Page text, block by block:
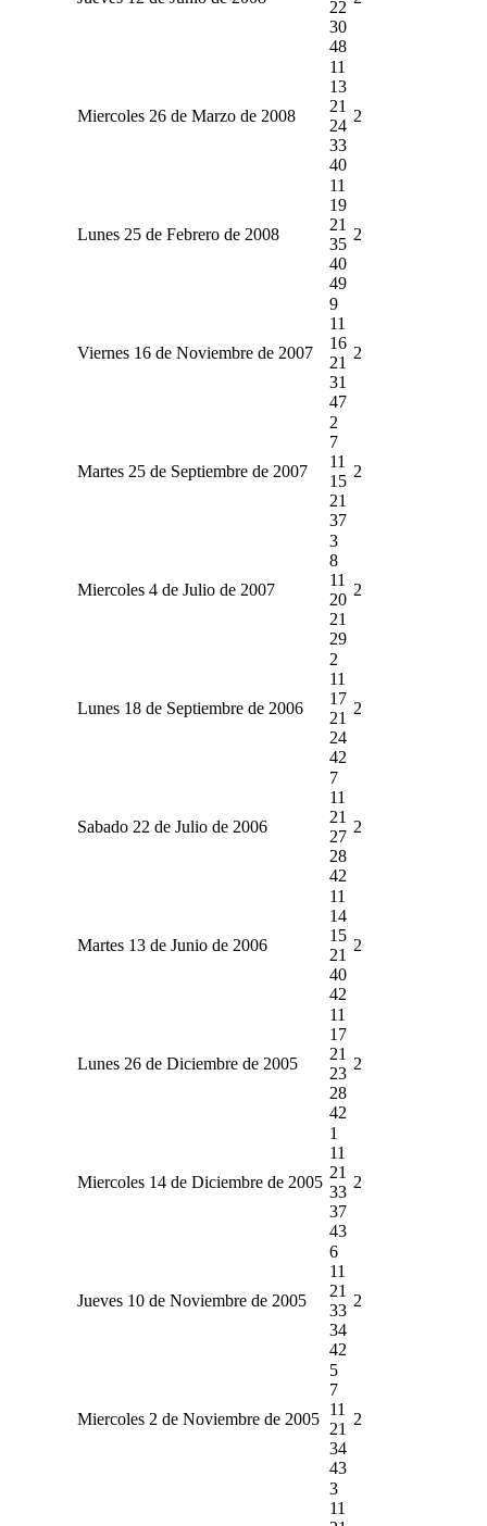
22
30
48
Miercoles 26 de Marzo de 2008
11
13
21
24
33
40
2
Lunes 25 de Febrero de 2008
11
19
21
35
40
49
2
Viernes 16 de Noviembre de 2007
9
11
16
21
31
47
2
Martes 25 de Septiembre de 2007
2
7
11
15
21
37
2
Miercoles 4 de Julio de 2007
3
8
11
20
21
29
2
Lunes 18 de Septiembre de 2006
2
11
17
21
24
42
2
Sabado 22 de Julio de 2006
7
11
21
27
28
42
2
Martes 13 de Junio de 2006
11
14
15
21
40
42
2
Lunes 26 de Diciembre de 2005
11
17
21
23
28
42
2
Miercoles 14 de Diciembre de 2005
1
11
21
33
37
43
2
Jueves 10 de Noviembre de 2005
6
11
21
33
34
42
2
Miercoles 2 de Noviembre de 2005
5
7
11
21
34
43
2
3
11